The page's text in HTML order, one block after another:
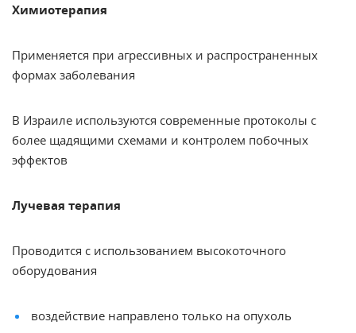
Химиотерапия
Применяется при агрессивных и распространенных
формах заболевания
В Израиле используются современные протоколы с
более щадящими схемами и контролем побочных
эффектов
Лучевая терапия
Проводится с использованием высокоточного
оборудования
воздействие направлено только на опухоль